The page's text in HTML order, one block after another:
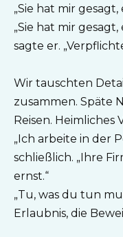
„Sie hat mir
„Sie hat mir
sagte er.
Wir tauschten
zusammen. Späte
Reisen. Heimliches
„Ich arbeite in der
schließlich. „Ihre
ernst.“
„Tu, was du tun
Erlaubnis, die